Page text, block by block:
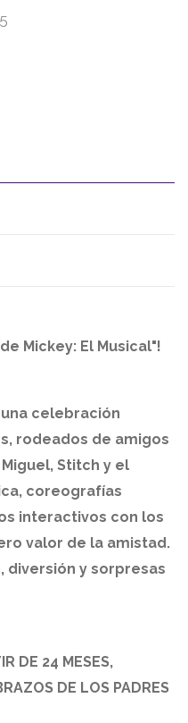
Mickey: El Musical"!
una celebración
rodeados de amigos
Stitch y el
coreografías
interactivos con los
valor de la amistad.
diversión y sorpresas
DE 24 MESES,
DE LOS PADRES